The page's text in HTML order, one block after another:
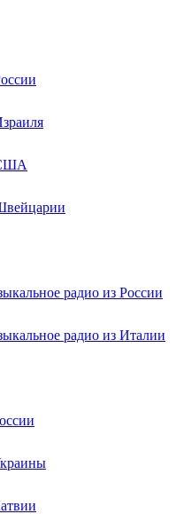
радио из России
радио из Италии